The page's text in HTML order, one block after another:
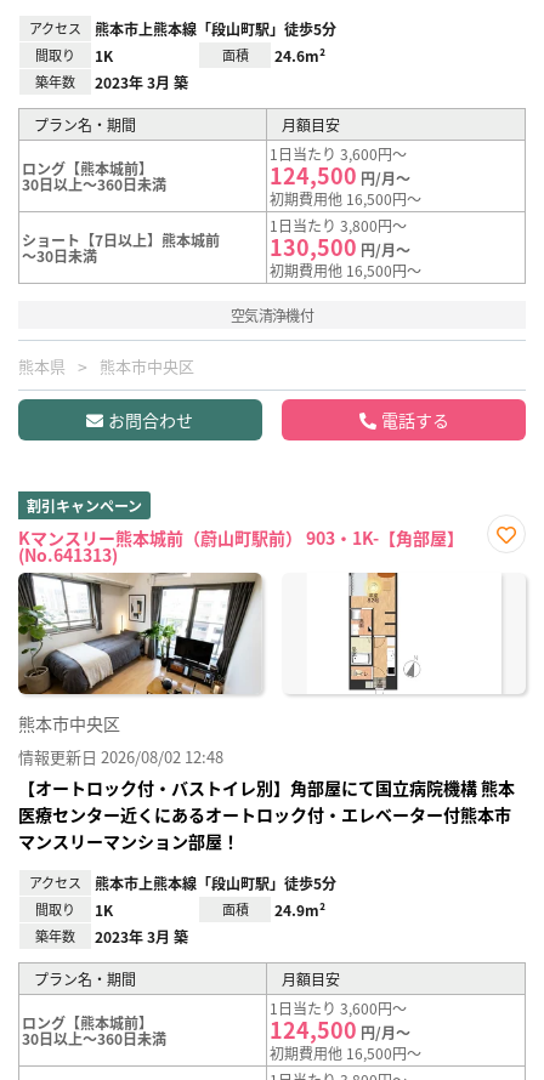
アクセス 熊本市上熊本線「段山町駅」徒歩5分
間取り 1K 面積 24.6m²
築年数 2023年 3月 築
プラン名・期間 月額目安
ロング【熊本城前】
30日以上～360日未満
1日当たり 3,600円～
124,500 円/月～
初期費用他 16,500円～
ショート【7日以上】熊本城前
～30日未満
1日当たり 3,800円～
130,500 円/月～
初期費用他 16,500円～
空気清浄機付
熊本県 熊本市中央区
お問合わせ 電話する
割引キャンペーン
Kマンスリー熊本城前（蔚山町駅前） 903・1K-【角部屋】
(No.641313)
に入
熊本市中央区
情報更新日 2026/08/02 12:48
【オートロック付・バストイレ別】角部屋にて国立病院機構 熊本
医療センター近くにあるオートロック付・エレベーター付熊本市
マンスリーマンション部屋！
アクセス 熊本市上熊本線「段山町駅」徒歩5分
間取り 1K 面積 24.9m²
築年数 2023年 3月 築
プラン名・期間 月額目安
ロング【熊本城前】
30日以上～360日未満
1日当たり 3,600円～
124,500 円/月～
初期費用他 16,500円～